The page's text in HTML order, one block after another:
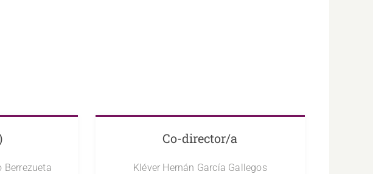
Berrezueta
Co-director/a
Kléver Hernán García Gallegos